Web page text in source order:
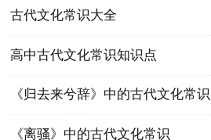
古代文化常识大全
高中古代文化常识知识点
《归去来兮辞》中的古代文化常识
《离骚》中的古代文化常识